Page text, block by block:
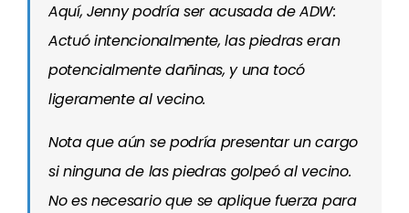
Aquí, Jenny podría ser acusada de ADW:
Actuó intencionalmente, las piedras eran
potencialmente dañinas, y una tocó
ligeramente al vecino.
Nota que aún se podría presentar un cargo
si ninguna de las piedras golpeó al vecino.
No es necesario que se aplique fuerza para